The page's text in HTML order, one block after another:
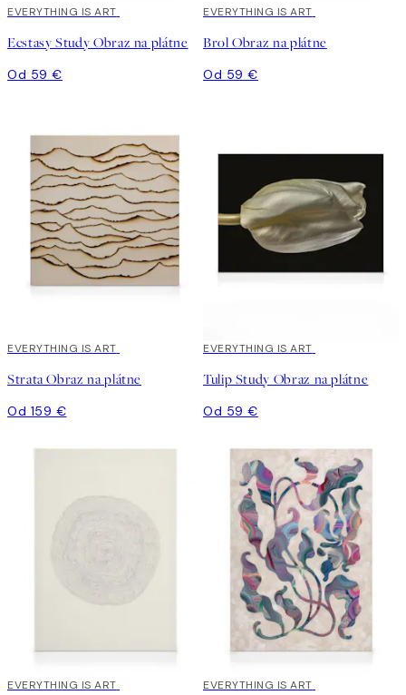
EVERYTHING IS ART
Ecstasy Study Obraz na plátne
Od 59 €
EVERYTHING IS ART
Brol Obraz na plátne
Od 59 €
EVERYTHING IS ART
Strata Obraz na plátne
Od 159 €
EVERYTHING IS ART
Tulip Study Obraz na plátne
Od 59 €
EVERYTHING IS ART EVERYTHING IS ART